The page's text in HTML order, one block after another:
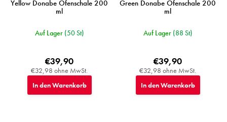
Yellow Donabe Ofenschale 200
ml
Auf Lager (50 St)
€32,98 ohne MwSt.
€39,90
In den Warenkorb
Green Donabe Ofenschale 200
ml
Auf Lager (88 St)
€32,98 ohne MwSt.
€39,90
In den Warenkorb